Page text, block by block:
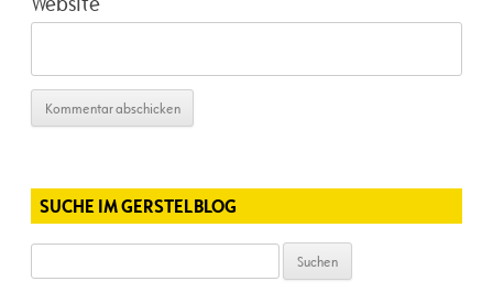
SUCHE IM GERSTELBLOG
nach: